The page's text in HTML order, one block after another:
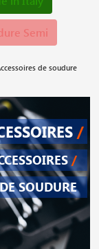
Semi
de soudure
/
/
SOUDURE